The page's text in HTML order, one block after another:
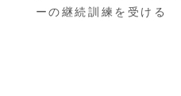
ーの継続訓練を受ける